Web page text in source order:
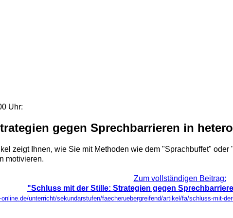
Uhr:
gegen Sprechbarrieren in
zeigt Ihnen, wie Sie mit Methoden wie dem "Sprachbuffet"
motivieren.
Zum vollständigen Beitrag:
"Schluss mit der Stille: Strategien gegen
online.de/unterricht/sekundarstufen/faecheruebergreifend/artikel/fa/schluss-mit-